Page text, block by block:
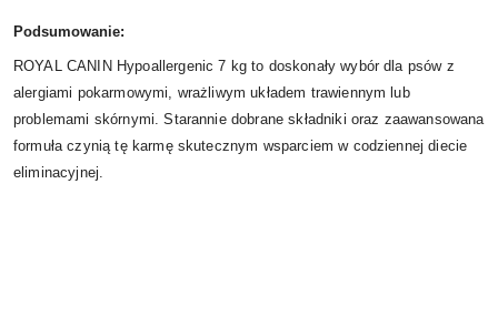
Podsumowanie:
ROYAL CANIN Hypoallergenic 7 kg to doskonały wybór dla psów z
alergiami pokarmowymi, wrażliwym układem trawiennym lub
problemami skórnymi. Starannie dobrane składniki oraz zaawansowana
formuła czynią tę karmę skutecznym wsparciem w codziennej diecie
eliminacyjnej.